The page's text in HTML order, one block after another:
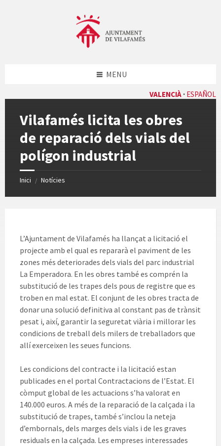
VALENCIÀ ESPAÑOL
MENU
Vilafamés licita les obres
de reparació dels vials del
polígon industrial
Inici / Notícies
L’Ajuntament de Vilafamés ha llançat a licitació el
projecte amb el qual es repararà el paviment de les
zones més deteriorades dels vials del parc industrial
La Emperadora. En les obres també es comprén la
substitució de les trapes dels pous de registre que es
troben en mal estat. El conjunt de les obres tracta de
donar una solució definitiva al constant pas de trànsit
pesat i, així, garantir la seguretat viària i millorar les
condicions de treball dels milers de treballadors que
allí exerceixen les seues funcions.
Les condicions del contracte i la licitació estan
publicades en el portal Contractacions de l’Estat. El
còmput global de les actuacions s’ha valorat en
140.000 euros. A més de la reparació de la calçada i la
substitució de trapes, també s’inclou la neteja
d’embornals, dels marges dels vials i de les graves
residuals en la calçada. Les empreses interessades